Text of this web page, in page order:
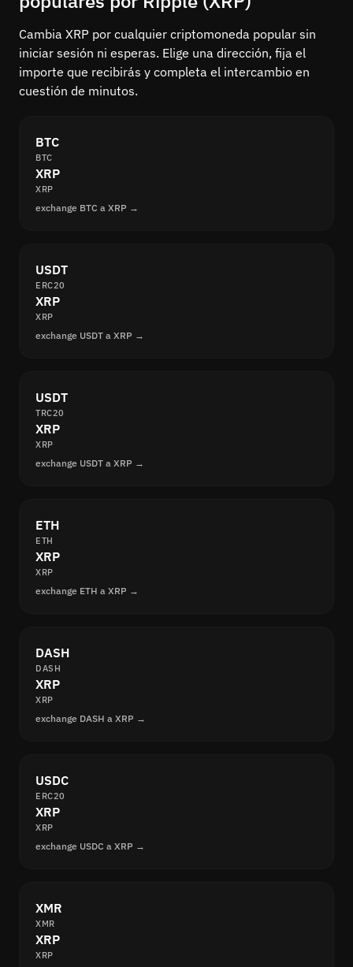
Cambia XRP por cualquier criptomoneda popular sin
iniciar sesión ni esperas. Elige una dirección, fija el
importe que recibirás y completa el intercambio en
cuestión de minutos.
BTC
BTC
XRP
XRP
exchange BTC a XRP →
USDT
ERC20
XRP
XRP
exchange USDT a XRP →
USDT
TRC20
XRP
XRP
exchange USDT a XRP →
ETH
ETH
XRP
XRP
exchange ETH a XRP →
DASH
DASH
XRP
XRP
exchange DASH a XRP →
USDC
ERC20
XRP
XRP
exchange USDC a XRP →
XMR
XMR
XRP
XRP